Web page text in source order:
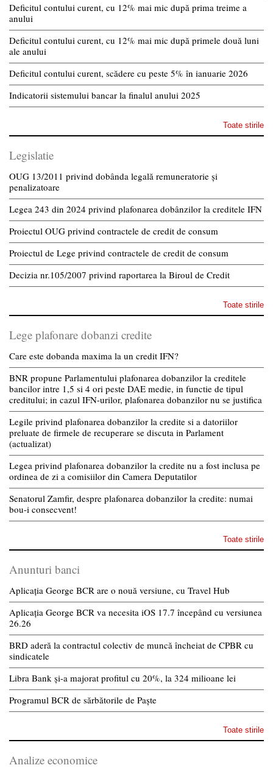
Deficitul contului curent, cu 12% mai mic după prima treime a
anului
Deficitul contului curent, cu 12% mai mic după primele două luni
ale anului
Deficitul contului curent, scădere cu peste 5% în ianuarie 2026
Indicatorii sistemului bancar la finalul anului 2025
Toate stirile
Legislatie
OUG 13/2011 privind dobânda legală remuneratorie și
penalizatoare
Legea 243 din 2024 privind plafonarea dobânzilor la creditele IFN
Proiectul OUG privind contractele de credit de consum
Proiectul de Lege privind contractele de credit de consum
Decizia nr.105/2007 privind raportarea la Biroul de Credit
Toate stirile
Lege plafonare dobanzi credite
Care este dobanda maxima la un credit IFN?
BNR propune Parlamentului plafonarea dobanzilor la creditele
bancilor intre 1,5 si 4 ori peste DAE medie, in functie de tipul
creditului; in cazul IFN-urilor, plafonarea dobanzilor nu se justifica
Legile privind plafonarea dobanzilor la credite si a datoriilor
preluate de firmele de recuperare se discuta in Parlament
(actualizat)
Legea privind plafonarea dobanzilor la credite nu a fost inclusa pe
ordinea de zi a comisiilor din Camera Deputatilor
Senatorul Zamfir, despre plafonarea dobanzilor la credite: numai
bou-i consecvent!
Toate stirile
Anunturi banci
Aplicația George BCR are o nouă versiune, cu Travel Hub
Aplicația George BCR va necesita iOS 17.7 începând cu versiunea
26.26
BRD aderă la contractul colectiv de muncă încheiat de CPBR cu
sindicatele
Libra Bank și-a majorat profitul cu 20%, la 324 milioane lei
Programul BCR de sărbătorile de Paște
Toate stirile
Analize economice